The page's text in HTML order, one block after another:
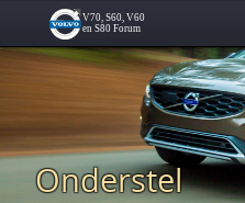
Onderstel